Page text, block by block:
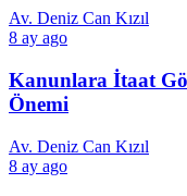
Av. Deniz Can Kızıl
8 ay ago
Kanunlara İtaat
Önemi
Av. Deniz Can Kızıl
8 ay ago